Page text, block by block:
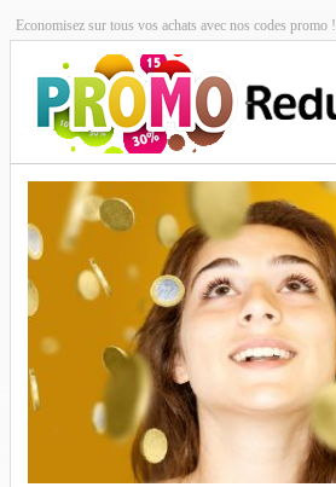
Economisez sur tous vos achats avec nos codes promo !